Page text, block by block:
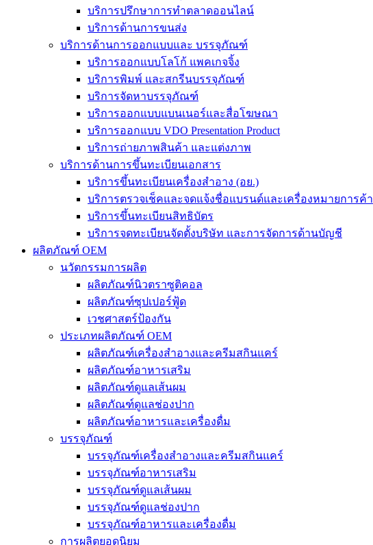
บริการปรึกษาการทำตลาดออนไลน์
บริการด้านการขนส่ง
บริการด้านการออกแบบและ บรรจุภัณฑ์
บริการออกแบบโลโก้ แพคเกจจิ้ง
บริการพิมพ์ และสกรีนบรรจุภัณฑ์
บริการจัดหาบรรจุภัณฑ์
บริการออกแบบแบนเนอร์และสื่อโฆษณา
บริการออกแบบ VDO Presentation Product
บริการถ่ายภาพสินค้า และแต่งภาพ
บริการด้านการขึ้นทะเบียนเอกสาร
บริการขึ้นทะเบียนเครื่องสำอาง (อย.)
บริการตรวจเช็คและจดแจ้งชื่อแบรนด์และเครื่องหมายการค้า
บริการขึ้นทะเบียนสิทธิบัตร
บริการจดทะเบียนจัดตั้งบริษัท และการจัดการด้านบัญชี
ผลิตภัณฑ์ OEM
นวัตกรรมการผลิต
ผลิตภัณฑ์นิวตราซูติคอล
ผลิตภัณฑ์ซุปเปอร์ฟู้ด
เวชศาสตร์ป้องกัน
ประเภทผลิตภัณฑ์ OEM
ผลิตภัณฑ์เครื่องสำอางและครีมสกินแคร์
ผลิตภัณฑ์อาหารเสริม
ผลิตภัณฑ์ดูแลเส้นผม
ผลิตภัณฑ์ดูแลช่องปาก
ผลิตภัณฑ์อาหารและเครื่องดื่ม
บรรจุภัณฑ์
บรรจุภัณฑ์เครื่องสำอางและครีมสกินแคร์
บรรจุภัณฑ์อาหารเสริม
บรรจุภัณฑ์ดูแลเส้นผม
บรรจุภัณฑ์ดูแลช่องปาก
บรรจุภัณฑ์อาหารและเครื่องดื่ม
การผลิตยอดนิยม